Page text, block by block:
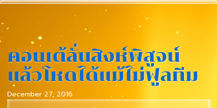
คอนเต้ลั่นสิงห์พิสูจน์
แล้วโหดได้แม้ไม่ฟูลทีม
December 27, 2016